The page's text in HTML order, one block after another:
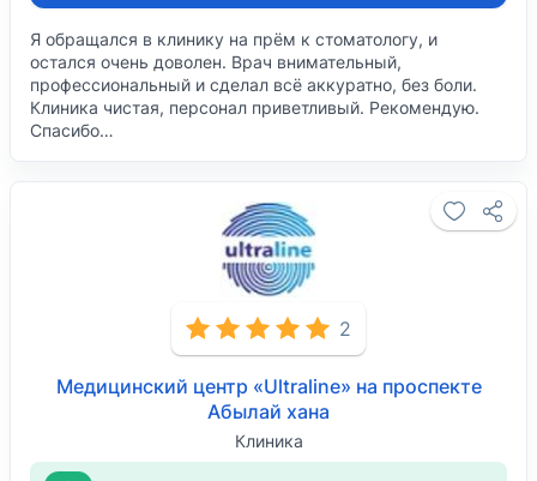
Я обращался в клинику на прём к стоматологу, и
остался очень доволен. Врач внимательный,
профессиональный и сделал всё аккуратно, без боли.
Клиника чистая, персонал приветливый. Рекомендую.
Спасибо…
2
Медицинский центр «Ultraline» на проспекте
Абылай хана
Клиника